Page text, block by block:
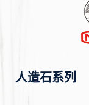
人造石系列